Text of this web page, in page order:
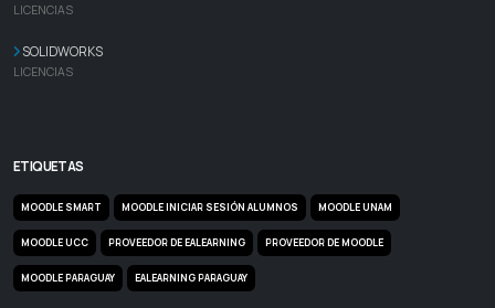
LICENCIAS
SOLIDWORKS
LICENCIAS
ETIQUETAS
MOODLE SMART MOODLE INICIAR SESIÓN ALUMNOS MOODLE UNAM
MOODLE UCC PROVEEDOR DE EALEARNING PROVEEDOR DE MOODLE
MOODLE PARAGUAY EALEARNING PARAGUAY